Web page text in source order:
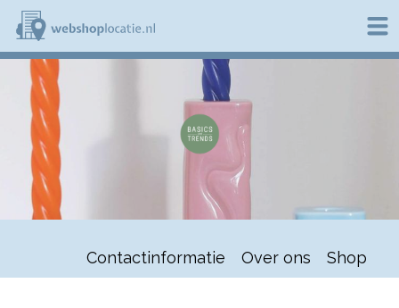
Overslaan
naar
de
inhoud
Contactinformatie Over ons Shop